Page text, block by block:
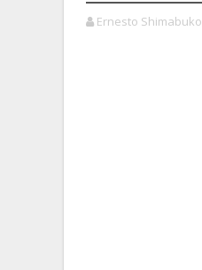
Ernesto Shimabuko